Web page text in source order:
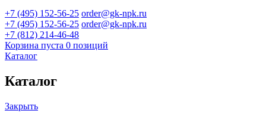
+7 (495) 152-56-25 order@gk-npk.ru
+7 (495) 152-56-25 order@gk-npk.ru
+7 (812) 214-46-48
Корзина пуста 0 позиций
Каталог
Каталог
Закрыть